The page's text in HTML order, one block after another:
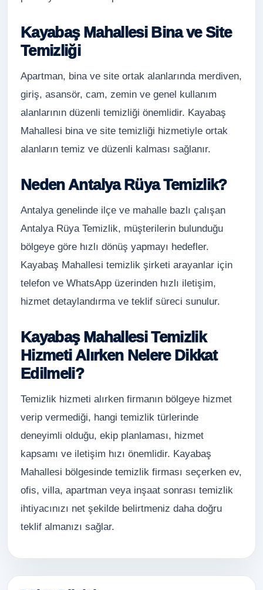
Kayabaş Mahallesi Bina ve Site
Temizliği
Apartman, bina ve site ortak alanlarında merdiven,
giriş, asansör, cam, zemin ve genel kullanım
alanlarının düzenli temizliği önemlidir. Kayabaş
Mahallesi bina ve site temizliği hizmetiyle ortak
alanların temiz ve düzenli kalması sağlanır.
Neden Antalya Rüya Temizlik?
Antalya genelinde ilçe ve mahalle bazlı çalışan
Antalya Rüya Temizlik, müşterilerin bulunduğu
bölgeye göre hızlı dönüş yapmayı hedefler.
Kayabaş Mahallesi temizlik şirketi arayanlar için
telefon ve WhatsApp üzerinden hızlı iletişim,
hizmet detaylandırma ve teklif süreci sunulur.
Kayabaş Mahallesi Temizlik
Hizmeti Alırken Nelere Dikkat
Edilmeli?
Temizlik hizmeti alırken firmanın bölgeye hizmet
verip vermediği, hangi temizlik türlerinde
deneyimli olduğu, ekip planlaması, hizmet
kapsamı ve iletişim hızı önemlidir. Kayabaş
Mahallesi bölgesinde temizlik firması seçerken ev,
ofis, villa, apartman veya inşaat sonrası temizlik
ihtiyacınızı net şekilde belirtmeniz daha doğru
teklif almanızı sağlar.